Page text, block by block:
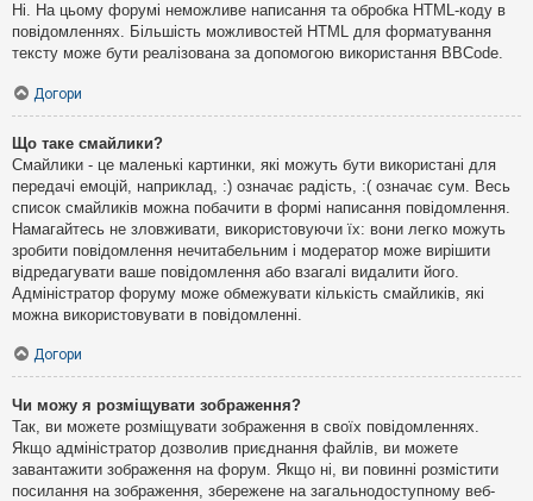
Ні. На цьому форумі неможливе написання та обробка HTML-коду в
повідомленнях. Більшість можливостей HTML для форматування
тексту може бути реалізована за допомогою використання BBCode.
Догори
Що таке смайлики?
Смайлики - це маленькі картинки, які можуть бути використані для
передачі емоцій, наприклад, :) означає радість, :( означає сум. Весь
список смайликів можна побачити в формі написання повідомлення.
Намагайтесь не зловживати, використовуючи їх: вони легко можуть
зробити повідомлення нечитабельним і модератор може вирішити
відредагувати ваше повідомлення або взагалі видалити його.
Адміністратор форуму може обмежувати кількість смайликів, які
можна використовувати в повідомленні.
Догори
Чи можу я розміщувати зображення?
Так, ви можете розміщувати зображення в своїх повідомленнях.
Якщо адміністратор дозволив приєднання файлів, ви можете
завантажити зображення на форум. Якщо ні, ви повинні розмістити
посилання на зображення, збережене на загальнодоступному веб-